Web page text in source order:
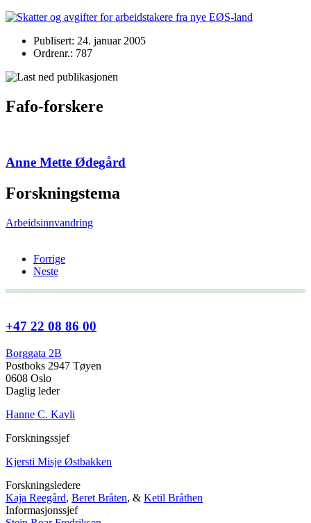
Publisert: 24. januar 2005
Ordrenr.: 787
Fafo-forskere
Anne Mette Ødegård
Forskningstema
Arbeidsinnvandring
Forrige
Neste
+47 22 08 86 00
Borggata 2B
Postboks 2947 Tøyen
0608 Oslo
Daglig leder
Hanne C. Kavli
Forskningssjef
Kjersti Misje Østbakken
Forskningsledere
Kaja Reegård, Beret Bråten, & Ketil Bråthen
Informasjonssjef